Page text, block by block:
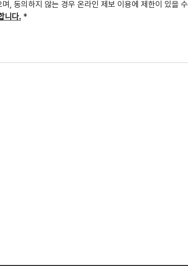
, 동의하지 않는 경우 온라인 제보 이용에 제한이 있을
니다. *